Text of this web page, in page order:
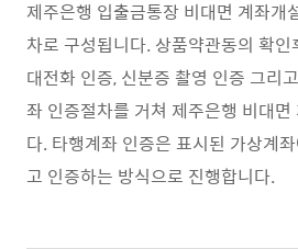
제주은행 입출금통장 비대면 계좌개
차로 구성됩니다. 상품약관동의 확
대전화 인증, 신분증 촬영 인증 그리
좌 인증절차를 거쳐 제주은행 비대
다. 타행계좌 인증은 표시된 가상계
고 인증하는 방식으로 진행합니다.